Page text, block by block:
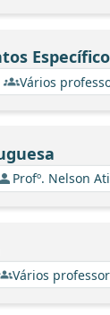
Vários
Profº. Nelson
Vários